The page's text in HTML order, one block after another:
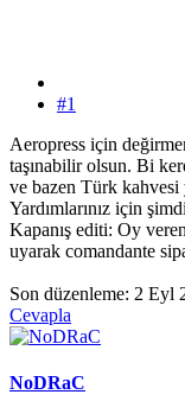
#1
Aeropress için
taşınabilir olsun. Bi
ve bazen Türk
Yardımlarınız için
Kapanış editi: Oy
uyarak comandante
Son düzenleme: 2 Eyl
Cevapla
NoDRaC